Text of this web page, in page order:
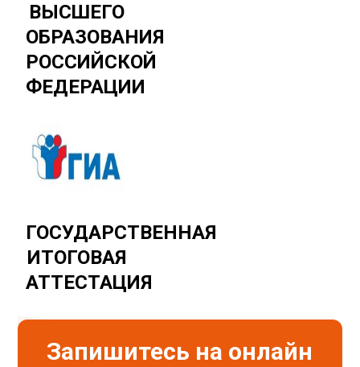
ВЫСШЕГО
ОБРАЗОВАНИЯ
РОССИЙСКОЙ
ФЕДЕРАЦИИ
ГОСУДАРСТВЕННАЯ
ИТОГОВАЯ
АТТЕСТАЦИЯ
Запишитесь на онлайн